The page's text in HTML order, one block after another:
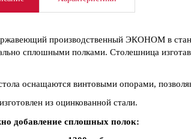
производственный ЭКОНОМ в
сплошными полками. Столешница
оснащаются винтовыми опорами,
из оцинкованной стали.
добавление сплошных полок: